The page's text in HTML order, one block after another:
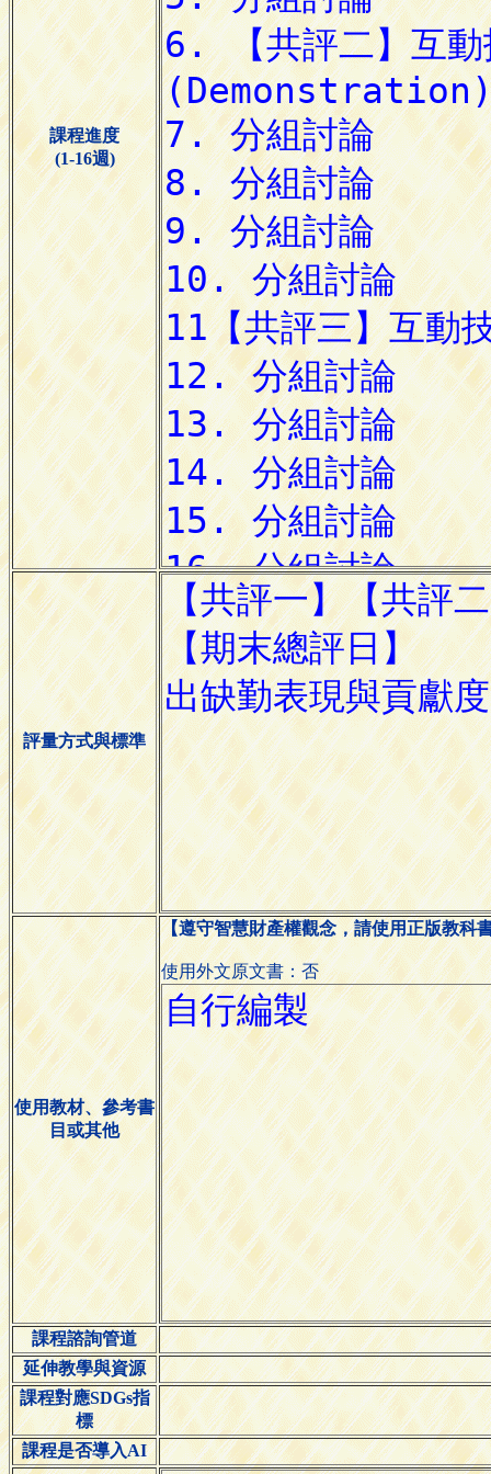
課程進度
(1-16週)
評量方式與標準
使用教材、參考書
目或其他
【遵守智慧財產權觀念，請使用正版教科
使用外文原文書：否
課程諮詢管道
延伸教學與資源
課程對應SDGs指
標
課程是否導入AI